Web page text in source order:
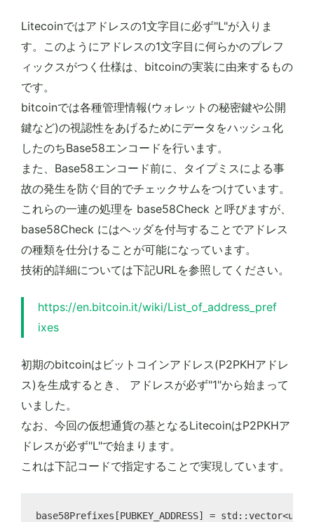
Litecoinではアドレスの1文字目に必ず"L"が入りま
す。このようにアドレスの1文字目に何らかのプレフ
ィックスがつく仕様は、bitcoinの実装に由来するもの
です。
bitcoinでは各種管理情報(ウォレットの秘密鍵や公開
鍵など)の視認性をあげるためにデータをハッシュ化
したのちBase58エンコードを行います。
また、Base58エンコード前に、タイプミスによる事
故の発生を防ぐ目的でチェックサムをつけています。
これらの一連の処理を base58Check と呼びますが、
base58Check にはヘッダを付与することでアドレス
の種類を仕分けることが可能になっています。
技術的詳細については下記URLを参照してください。
https://en.bitcoin.it/wiki/List_of_address_pref
ixes
初期のbitcoinはビットコインアドレス(P2PKHアドレ
ス)を生成するとき、 アドレスが必ず"1"から始まって
いました。
なお、今回の仮想通貨の基となるLitecoinはP2PKHア
ドレスが必ず"L"で始まります。
これは下記コードで指定することで実現しています。